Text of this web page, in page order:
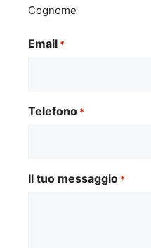
Cognome
Email *
Telefono *
Il tuo messaggio *